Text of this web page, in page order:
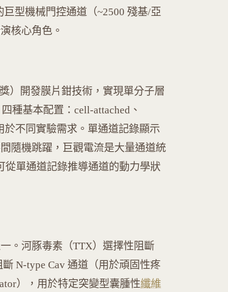
型機械門控通道（~2500 殘基/亞
核心角色。
）開發膜片鉗技術，實現單分子層
種基本配置：cell-attached、
於不同實驗需求。單通道記錄顯示
隨機跳躍，巨觀電流是大量通道統
從單通道記錄推導通道的動力學狀
。河豚毒素（TTX）選擇性阻斷
N-type Cav 通道（用於頑固性疼
），用於特定突變型囊腫性纖維